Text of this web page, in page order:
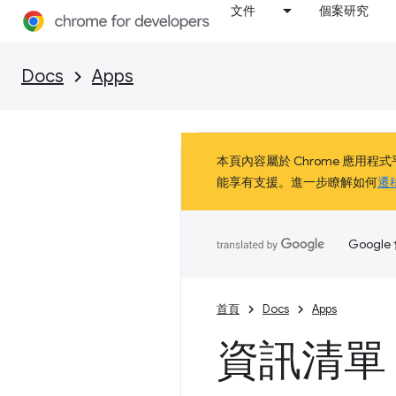
文件 個案研究
Docs Apps
本頁內容屬於 Chrome 應用程
能享有支援。進一步瞭解如何遷
Google
首頁 Docs Apps
資訊清